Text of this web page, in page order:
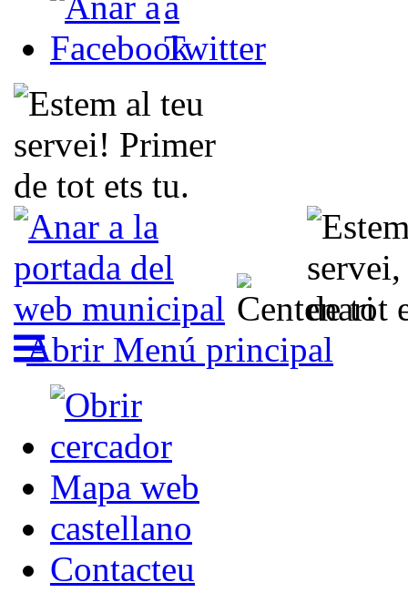
Abrir Menú principal
Mapa web
castellano
Contacteu